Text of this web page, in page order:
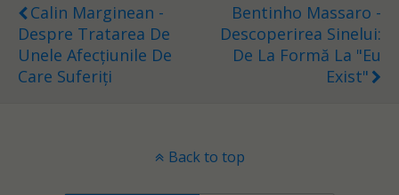
Calin Marginean -
Despre Tratarea De
Unele Afecțiunile De
Care Suferiți
Bentinho Massaro -
Descoperirea Sinelui:
De La Formă La "Eu
Exist"
Back to top